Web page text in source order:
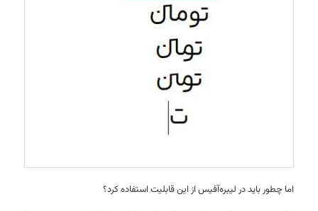
اما چطور باید در لیبره‌آفیس از این قابلیت استفاده کرد؟